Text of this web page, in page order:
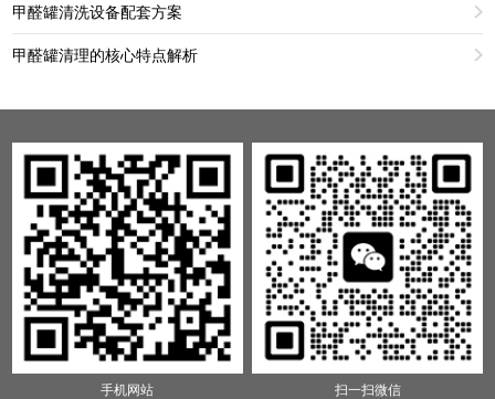
甲醛罐清洗设备配套方案
甲醛罐清理的核心特点解析
手机网站 扫一扫微信